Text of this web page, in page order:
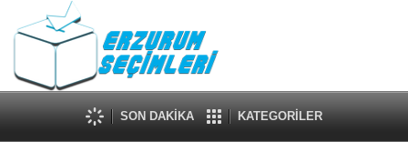
SON DAKİKA KATEGORİLER